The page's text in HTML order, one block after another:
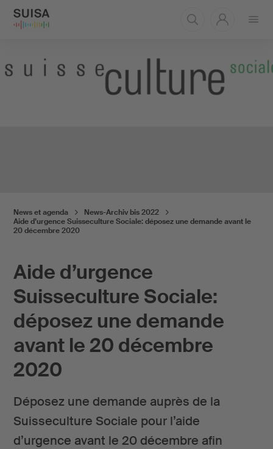
le
Aide d’urgence
Suisseculture Sociale:
déposez une demande
avant le 20 décembre
2020
Déposez une demande auprès de la
Suisseculture Sociale pour l’aide
d’urgence avant le 20 décembre afin
News et agenda
News-Archiv bis 2022
Aide d’urgence Suisseculture Sociale: déposez une demande avant le
20 décembre 2020